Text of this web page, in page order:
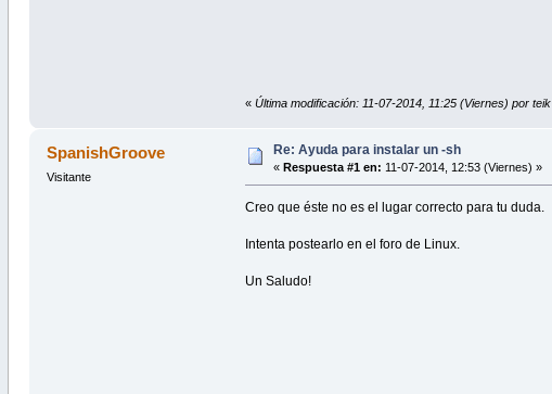
«Última modificación: 11-07-2014, 11:25 (Viernes) por teik
SpanishGroove
Visitante
Re: Ayuda para instalar un -sh
« Respuesta #1 en: 11-07-2014, 12:53 (Viernes) »
Creo que éste no es el lugar correcto para tu duda.
Intenta postearlo en el foro de Linux.
Un Saludo!